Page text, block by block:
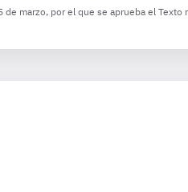
marzo, por el que se aprueba el Texto